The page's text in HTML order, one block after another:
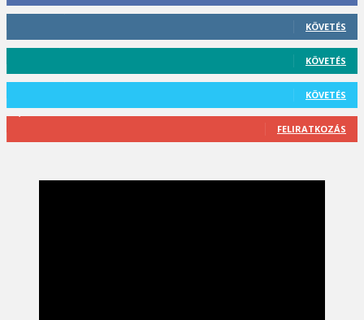
412 Követő
KÖVETÉS
59 Követő
KÖVETÉS
101 Követő
KÖVETÉS
2,589 Feliratkozó
FELIRATKOZÁS